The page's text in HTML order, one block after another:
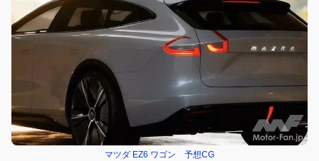
マツダ EZ6 ワゴン 予想CG